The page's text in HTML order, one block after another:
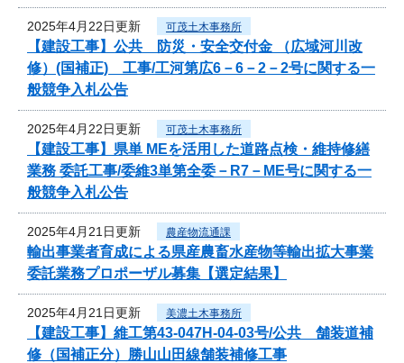
2025年4月22日更新 可茂土木事務所
【建設工事】公共 防災・安全交付金 （広域河川改
修）(国補正) 工事/工河第広6－6－2－2号に関する一
般競争入札公告
2025年4月22日更新 可茂土木事務所
【建設工事】県単 MEを活用した道路点検・維持修繕
業務 委託工事/委維3単第全委－R7－ME号に関する一
般競争入札公告
2025年4月21日更新 農産物流通課
輸出事業者育成による県産農畜水産物等輸出拡大事業
委託業務プロポーザル募集【選定結果】
2025年4月21日更新 美濃土木事務所
【建設工事】維工第43-047H-04-03号/公共 舗装道補
修（国補正分）勝山山田線舗装補修工事